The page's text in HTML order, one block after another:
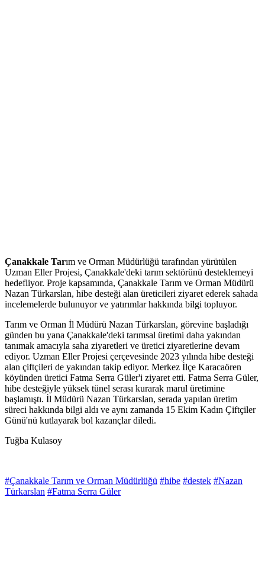
Çanakkale Tarım ve Orman Müdürlüğü tarafından yürütülen
Uzman Eller Projesi, Çanakkale'deki tarım sektörünü desteklemeyi
hedefliyor. Proje kapsamında, Çanakkale Tarım ve Orman Müdürü
Nazan Türkarslan, hibe desteği alan üreticileri ziyaret ederek sahada
incelemelerde bulunuyor ve yatırımlar hakkında bilgi topluyor.
Tarım ve Orman İl Müdürü Nazan Türkarslan, görevine başladığı
günden bu yana Çanakkale'deki tarımsal üretimi daha yakından
tanımak amacıyla saha ziyaretleri ve üretici ziyaretlerine devam
ediyor. Uzman Eller Projesi çerçevesinde 2023 yılında hibe desteği
alan çiftçileri de yakından takip ediyor. Merkez İlçe Karacaören
köyünden üretici Fatma Serra Güler'i ziyaret etti. Fatma Serra Güler,
hibe desteğiyle yüksek tünel serası kurarak marul üretimine
başlamıştı. İl Müdürü Nazan Türkarslan, serada yapılan üretim
süreci hakkında bilgi aldı ve aynı zamanda 15 Ekim Kadın Çiftçiler
Günü'nü kutlayarak bol kazançlar diledi.
Tuğba Kulasoy
#Çanakkale Tarım ve Orman Müdürlüğü #hibe #destek #Nazan
Türkarslan #Fatma Serra Güler